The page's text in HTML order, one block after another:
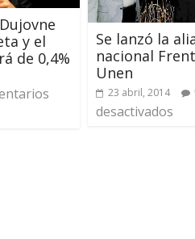
y el
de 0,4%
Se lanzó la
nacional
Unen
23 abril, 2014
desactivados